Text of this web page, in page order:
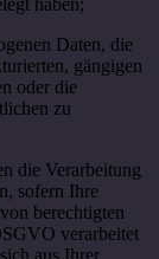
Daten, die
gängigen
oder die
zu
die Verarbeitung
sofern Ihre
berechtigten
verarbeitet
aus Ihrer